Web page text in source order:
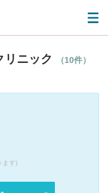
リニック （10件）
ます)